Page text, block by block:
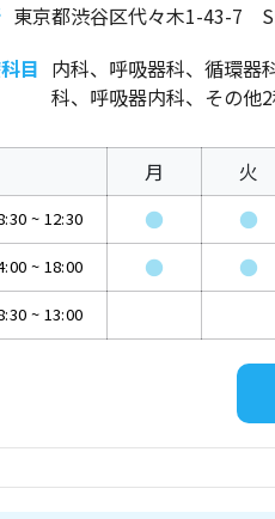
東京都渋谷区代々木1-43-7
目 内科、呼吸器科、循環器
科、呼吸器内科、その他
月 火
~ 12:30 ● ●
~ 18:00 ● ●
~ 13:00